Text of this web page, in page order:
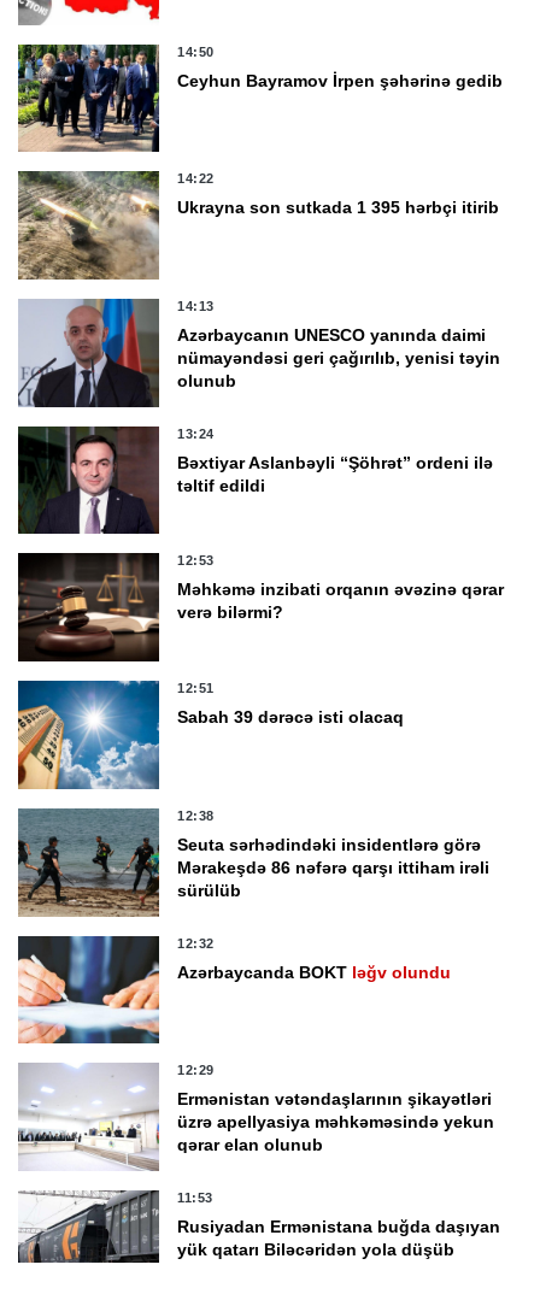
14:50
Ceyhun Bayramov İrpen şəhərinə gedib
14:22
Ukrayna son sutkada 1 395 hərbçi itirib
14:13
Azərbaycanın UNESCO yanında daimi
nümayəndəsi geri çağırılıb, yenisi təyin
olunub
13:24
Bəxtiyar Aslanbəyli “Şöhrət” ordeni ilə
təltif edildi
12:53
Məhkəmə inzibati orqanın əvəzinə qərar
verə bilərmi?
12:51
Sabah 39 dərəcə isti olacaq
12:38
Seuta sərhədindəki insidentlərə görə
Mərakeşdə 86 nəfərə qarşı ittiham irəli
sürülüb
12:32
Azərbaycanda BOKT ləğv olundu
12:29
Ermənistan vətəndaşlarının şikayətləri
üzrə apellyasiya məhkəməsində yekun
qərar elan olunub
11:53
Rusiyadan Ermənistana buğda daşıyan
yük qatarı Biləcəridən yola düşüb